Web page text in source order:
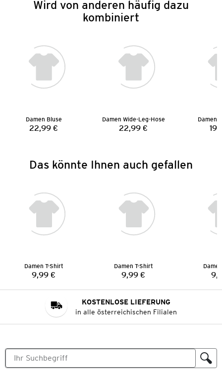
Wird von anderen häufig dazu
kombiniert
Damen Bluse
Preis:
22,99 €
Damen Wide-Leg-Hose
Preis:
22,99 €
Damen
Das könnte Ihnen auch gefallen
Damen T-Shirt
Preis:
9,99 €
Damen T-Shirt
Preis:
9,99 €
KOSTENLOSE LIEFERUNG
in alle österreichischen Filialen